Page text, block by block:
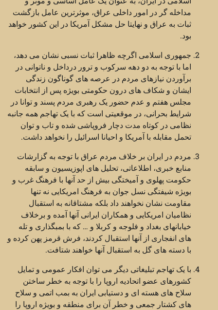
مداخله گر در امور داخلی عراق، موثرترین عامل بازگشت
ثبات به عراق و نهایتا حل مشکل آمریکا در این کشور خواهد
بود.
جمهوری اسلامی اگرچه ظاهرا ثبات نسبی نشان می دهد،
اما با توجه به دو دهه سرکوب و ترور درداخل و ناتوانی در
برآوردن نیازهای مردم در عرصه های گوناگون زندگی
ایشان و شکاف های درون حکومتی بویژه پس از انتخابات
مجلس هفتم و عدم حضور یک رهبری مردم پسند و توانا در
شرایط بحرانی، در موقعیتی است که با یک تهاجم همه جانبه
نظامی در کوتاه مدت دچار فروپاشی شده و تاب و توان
تحمل مقابله با آمریکا و احیانا اسرائیل را نخواهد داشت.
مردم در ایران بر خلاف مردم عراق با توجه به گزارشات
منابع خبری، اطلاعاتی، تحلیل های اپوزیسیون و سابقه
حکومت پهلوی و آمیختگی بیش از حد آنها با فرهنگ غرب و
بویژه شیفتگی نسل جوان به فرهنگ امریکایی نه تنها
مقاومت نشان نخواهند داد بلکه مشتاقانه به استقبال
نظامیان امریکایی و همکاران ایرانی آنها آمده و برخلاف
خیابانهای بغداد و فلوجه و کربلا و … که با بمبگذاری و تله
های انفجاری از آنها استقبال کردند، فرش قرمز پهن کرده و
با دسته های گل به استقبال آنها خواهند شتافت.
با یک تهاجم تبلیغاتی دیگر می توان افکار عمومی و تمایل
کشورهای عضو اتحادیه اروپا را با توجه به خطر ساختن
سلاح های هسته ای و دستیابی ایران به بمب اتمی و سلاح
های کشتار جمعی و خطر آن برای منطقه و بويژه اروپا را